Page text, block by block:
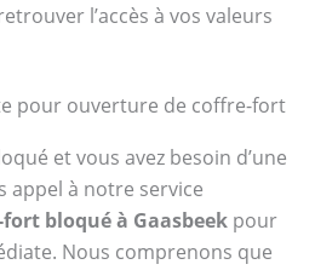
l’accès à vos valeurs
pour ouverture de coffre-fort
et vous avez besoin d’une
appel à notre service
bloqué à Gaasbeek pour
Nous comprenons que